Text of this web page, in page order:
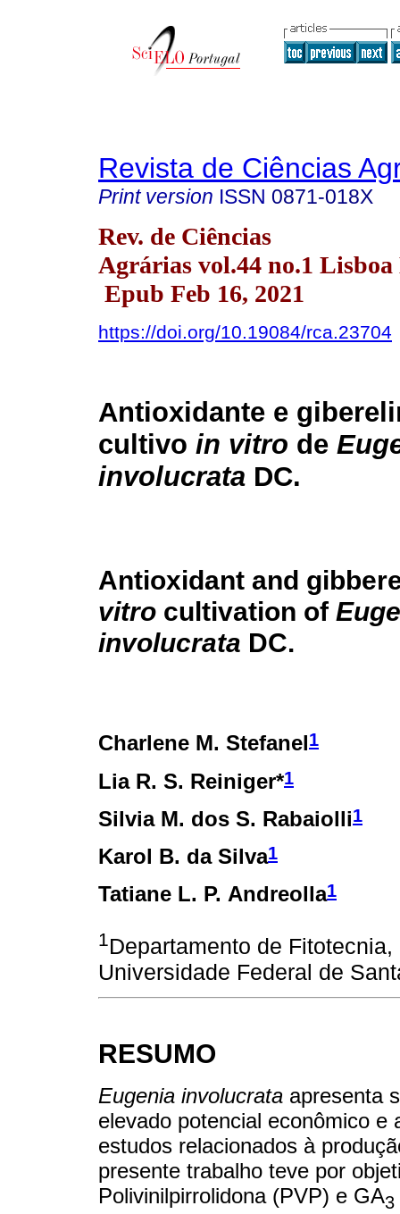
Revista de Ciências
Print version ISSN 0871-018X
Rev. de Ciências
Agrárias vol.44 no.1 Lisboa
Epub Feb 16, 2021
https://doi.org/10.19084/rca.23704
Antioxidante e
cultivo in vitro de
involucrata DC.
Antioxidant and
vitro cultivation of
involucrata DC.
Charlene M. Stefanel1
Lia R. S. Reiniger*1
Silvia M. dos S. Rabaiolli1
Karol B. da Silva1
Tatiane L. P. Andreolla1
1Departamento de
Universidade Federal de
RESUMO
Eugenia involucrata apresenta
elevado potencial econômico e
estudos relacionados à
presente trabalho teve por
Polivinilpirrolidona (PVP) e GA3